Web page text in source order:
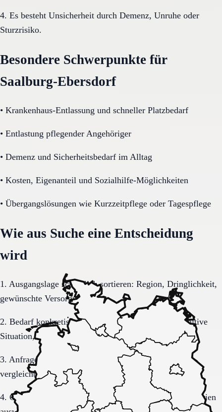
4. Es besteht Unsicherheit durch Demenz, Unruhe oder
Sturzrisiko.
Besondere Schwerpunkte für
Saalburg-Ebersdorf
• Krankenhaus-Entlassung und schneller Platzbedarf
• Entlastung pflegender Angehöriger
• Demenz und Sicherheitsbedarf im Alltag
• Kosten, Eigenanteil und Sozialhilfe-Möglichkeiten
• Übergangslösungen wie Kurzzeitpflege oder Tagespflege
Wie aus Suche eine Entscheidung
wird
1. Ausgangslage schriftlich sortieren: Region, Dringlichkeit,
gewünschte Versorgungsform.
2. Bedarf konkretisieren: Pflegegrad, Mobilität, kognitive
Situation, Kostenrahmen.
3. Anfrage sauber formulieren, damit Rückmeldungen
vergleichbar bleiben.
4. Gespräche und Besichtigungen mit festen Muss-Kriterien